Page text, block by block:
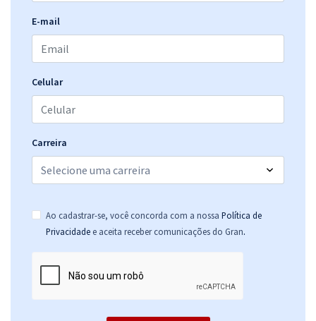
Cidadania de Sergipe - Conhecimentos Específicos para Pedagogo
ou 12x deR$21,99
SEASIC SE - Secretaria de Estado da Assistência Social, Inclusão e
Cidadania de Sergipe - Conhecimentos Gerais para Todos os Cargos
R$ 255,84
ou 12x de
21,32
Economize R$ 63,96 (-20%)
E-mail
Celular
Carreira
Ao cadastrar-se, você concorda com a nossa Política de
Privacidade e aceita receber comunicações do Gran.